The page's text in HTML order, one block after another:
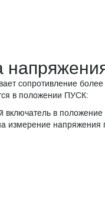
сопротивление
в положении ПУСК:
включатель в
измерение напряжения